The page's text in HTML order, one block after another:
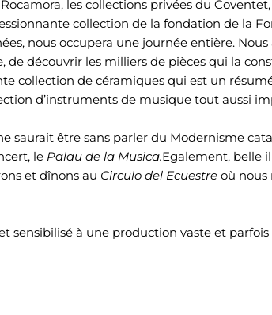
les collections privées du
collection de la fondation de la
nous occupera une journée entière. Nous
de découvrir les milliers de pièces qui la
collection de céramiques qui est un
d’instruments de musique tout aussi
saurait être sans parler du Modernisme
le Palau de la Musica.Egalement, belle
et dînons au Circulo del Ecuestre où nous
sensibilisé à une production vaste et